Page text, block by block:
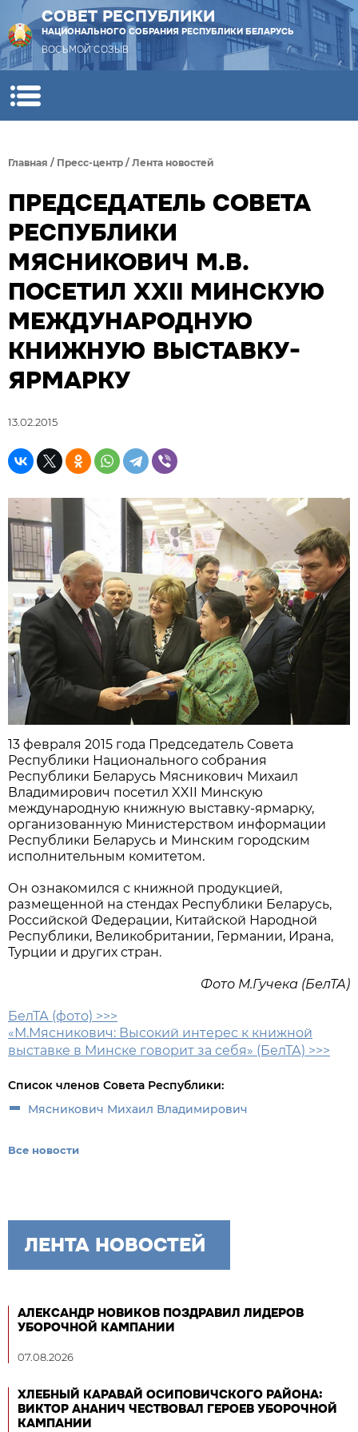
СОВЕТ РЕСПУБЛИКИ
НАЦИОНАЛЬНОГО СОБРАНИЯ РЕСПУБЛИКИ БЕЛАРУСЬ
ВОСЬМОЙ СОЗЫВ
Главная / Пресс-центр / Лента новостей
ПРЕДСЕДАТЕЛЬ СОВЕТА
РЕСПУБЛИКИ
МЯСНИКОВИЧ М.В.
ПОСЕТИЛ XXII МИНСКУЮ
МЕЖДУНАРОДНУЮ
КНИЖНУЮ ВЫСТАВКУ-
ЯРМАРКУ
13.02.2015
13 февраля 2015 года Председатель Совета
Республики Национального собрания
Республики Беларусь Мясникович Михаил
Владимирович посетил XXII Минскую
международную книжную выставку-ярмарку,
организованную Министерством информации
Республики Беларусь и Минским городским
исполнительным комитетом.
Он ознакомился с книжной продукцией,
размещенной на стендах Республики Беларусь,
Российской Федерации, Китайской Народной
Республики, Великобритании, Германии, Ирана,
Турции и других стран.
Фото М.Гучека (БелТА)
БелТА (фото) >>>
«М.Мясникович: Высокий интерес к книжной
выставке в Минске говорит за себя» (БелТА) >>>
Список членов Совета Республики:
Мясникович Михаил Владимирович
Все новости
ЛЕНТА НОВОСТЕЙ
АЛЕКСАНДР НОВИКОВ ПОЗДРАВИЛ ЛИДЕРОВ
УБОРОЧНОЙ КАМПАНИИ
07.08.2026
ХЛЕБНЫЙ КАРАВАЙ ОСИПОВИЧСКОГО РАЙОНА:
ВИКТОР АНАНИЧ ЧЕСТВОВАЛ ГЕРОЕВ УБОРОЧНОЙ
КАМПАНИИ